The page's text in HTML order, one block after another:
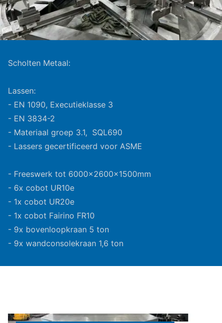
Scholten Metaal:
Lassen:
- EN 1090, Executieklasse 3
- EN 3834-2
- Materiaal groep 3.1, SQL690
- Lassers gecertificeerd voor ASME
- Freeswerk tot 6000x2600x1500mm
- 6x cobot UR10e
- 1x cobot UR20e
- 1x cobot Fairino FR10
- 9x bovenloopkraan 5 ton
- 9x wandconsolekraan 1,6 ton